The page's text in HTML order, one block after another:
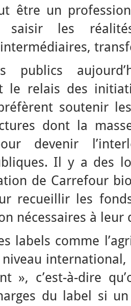
être un
saisir les
publics
le relais des
soutenir
dont la
devenir
Il y a des
de Carrefour
recueillir les
nécessaires à leur
labels comme
», c’est-à-dire
du label si